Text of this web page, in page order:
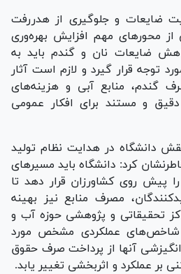
ضایعات و جلوگیری از هدررفت
از محور‌های مهم افزایش بهره‌وری
ضایعات نان و گندم باید به
توجه قرار گیرد و لازم است آثار
گندم، منابع آبی و هزینه‌های
و مستند برای افکار عمومی
دانشگاه در هدایت نظام تولید
کرد: دانشگاه باید مسیر‌های
پیش روی کشاورزان قرار دهد تا
مصرف منابع نیز بهینه
تحقیقاتی و پژوهشی حوزه آب و
شاخص‌های عملکردی مشخص مورد
انگیزشی آنها از پرداخت صرف حقوق
بر عملکرد و اثربخشی تغییر یابد.